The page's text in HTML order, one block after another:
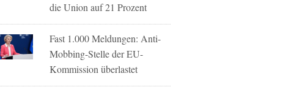
die Union auf 21 Prozent
Fast 1.000 Meldungen: Anti-
Mobbing-Stelle der EU-
Kommission überlastet